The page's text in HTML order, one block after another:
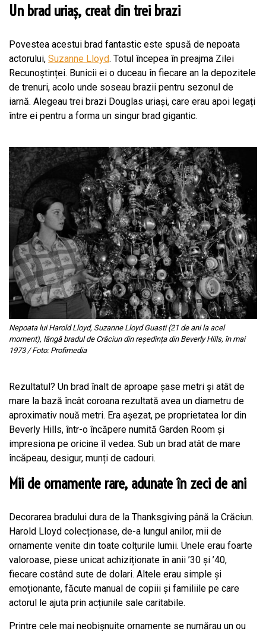
Un brad uriaș, creat din trei brazi
Povestea acestui brad fantastic este spusă de nepoata
actorului, Suzanne Lloyd. Totul începea în preajma Zilei
Recunoștinței. Bunicii ei o duceau în fiecare an la depozitele
de trenuri, acolo unde soseau brazii pentru sezonul de
iarnă. Alegeau trei brazi Douglas uriași, care erau apoi legați
între ei pentru a forma un singur brad gigantic.
Nepoata lui Harold Lloyd, Suzanne Lloyd Guasti (21 de ani la acel
moment), lângă bradul de Crăciun din reședința din Beverly Hills, în mai
1973 / Foto: Profimedia
Rezultatul? Un brad înalt de aproape șase metri și atât de
mare la bază încât coroana rezultată avea un diametru de
aproximativ nouă metri. Era așezat, pe proprietatea lor din
Beverly Hills, într-o încăpere numită Garden Room și
impresiona pe oricine îl vedea. Sub un brad atât de mare
încăpeau, desigur, munți de cadouri.
Mii de ornamente rare, adunate în zeci de ani
Decorarea bradului dura de la Thanksgiving până la Crăciun.
Harold Lloyd colecționase, de-a lungul anilor, mii de
ornamente venite din toate colțurile lumii. Unele erau foarte
valoroase, piese unicat achiziționate în anii ’30 și ’40,
fiecare costând sute de dolari. Altele erau simple și
emoționante, făcute manual de copiii și familiile pe care
actorul le ajuta prin acțiunile sale caritabile.
Printre cele mai neobișnuite ornamente se numărau un ou